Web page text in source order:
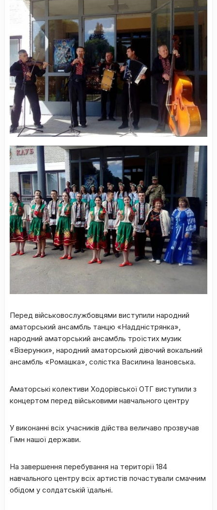
Перед військовослужбовцями виступили народний
аматорський ансамбль танцю «Наддністрянка»,
народний аматорський ансамбль троїстих музик
«Візерунки», народний аматорський дівочий вокальний
ансамбль «Ромашка», солістка Василина Івановська.
Аматорські колективи Ходорівської ОТГ виступили з
концертом перед військовими навчального центру
У виконанні всіх учасників дійства величаво прозвучав
Гімн нашої держави.
На завершення перебування на території 184
навчального центру всіх артистів почастували смачним
обідом у солдатській їдальні.